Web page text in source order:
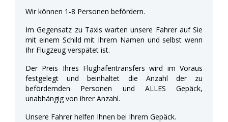
Wir können 1-8 Personen befördern.
Im Gegensatz zu Taxis warten unsere Fahrer auf Sie
mit einem Schild mit Ihrem Namen und selbst wenn
Ihr Flugzeug verspätet ist.
Der Preis Ihres Flughafentransfers wird im Voraus
festgelegt und beinhaltet die Anzahl der zu
befördernden Personen und ALLES Gepäck,
unabhängig von ihrer Anzahl.
Unsere Fahrer helfen Ihnen bei Ihrem Gepäck.